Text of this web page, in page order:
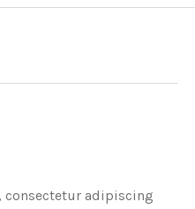
adipiscing